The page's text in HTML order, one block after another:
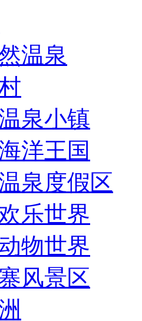
温泉
泉小镇
洋王国
泉度假区
乐世界
物世界
风景区